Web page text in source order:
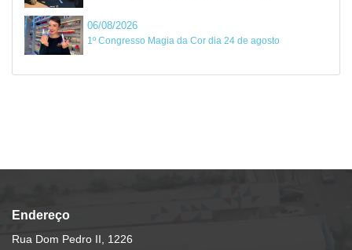
06/08/2026
1º Congresso Magia da Cor dia 24 de agosto
Endereço
Rua Dom Pedro II, 1226